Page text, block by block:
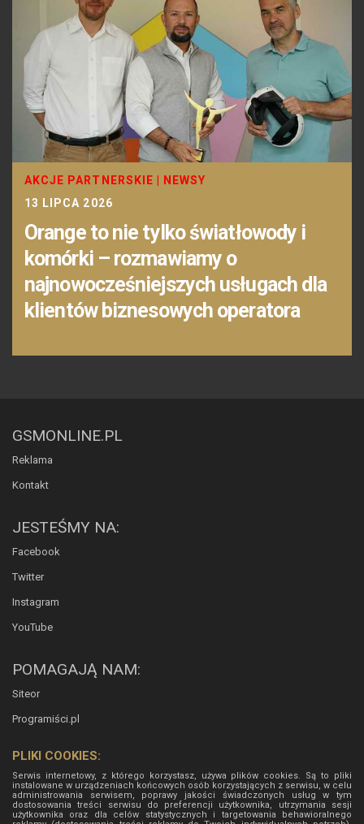
AKCJE PARTNERSKIE
NEWSY
13 LIPCA 2026
Orange to nie tylko światłowody i
komórki – rozmawiamy o
najnowocześniejszych usługach dla
klientów biznesowych operatora
GSMONLINE.PL
Reklama
Kontakt
JESTEŚMY NA:
Facebook
Twitter
Instagram
YouTube
POMAGAJĄ NAM:
Siteor
Programiści.pl
PLIKI COOKIES:
Serwis internetowy, z którego korzystasz, używa plików cookies. Są to pliki
instalowane w urządzeniach końcowych osób korzystających z serwisu, w celu
administrowania serwisem, poprawy jakości świadczonych usług w tym
dostosowania treści serwisu do preferencji użytkownika, utrzymania sesji
użytkownika oraz dla celów statystycznych i targetowania behawioralnego